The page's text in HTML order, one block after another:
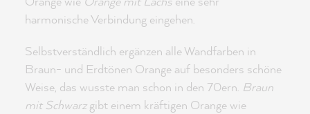
harmonische Verbindung eingehen.
Selbstverständlich ergänzen alle Wandfarben in
Braun- und Erdtönen Orange auf besonders schöne
Weise, das wusste man schon in den 70ern. Braun
mit Schwarzgibt einem kräftigen Orange wie